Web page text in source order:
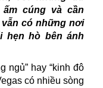
cúng và cần
có những nơi
hẹn hò bên ánh
ngủ” hay “kinh đô
có nhiều sòng